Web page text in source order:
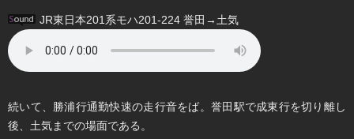
JR東日本201系モハ201-224 誉田→土気
続いて、勝浦行通勤快速の走行音をば。誉田駅で成東行を切り離し
後、土気までの場面である。